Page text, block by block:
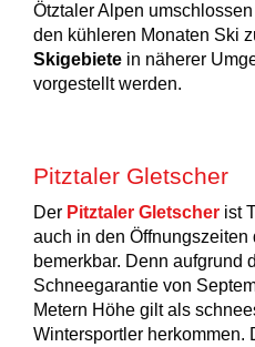
Ötztaler Alpen
den kühleren Monaten Ski
Skigebiete in näherer
vorgestellt werden.
Pitztaler Gletscher
Der Pitztaler Gletscher ist
auch in den Öffnungszeiten
bemerkbar. Denn aufgrund
Schneegarantie von
Metern Höhe gilt als
Wintersportler herkommen.